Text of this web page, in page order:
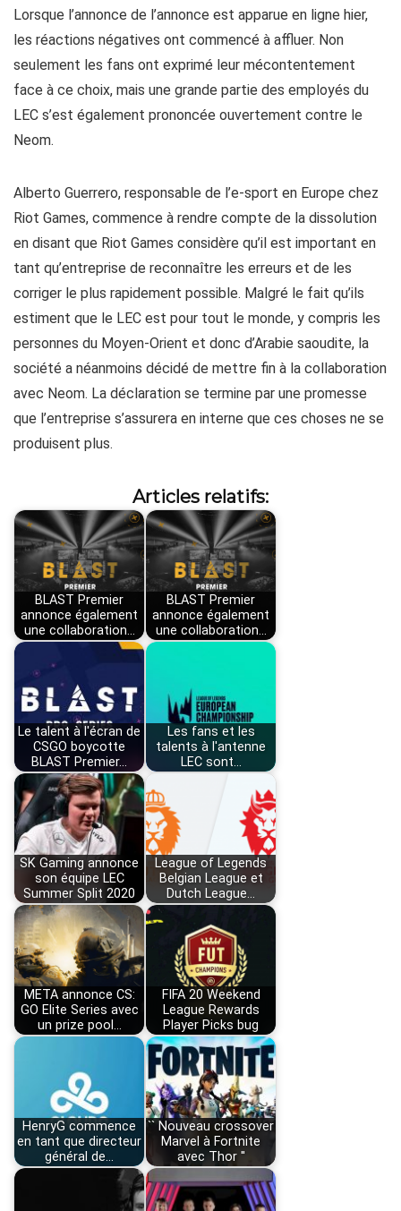
Lorsque l’annonce de l’annonce est apparue en ligne hier,
les réactions négatives ont commencé à affluer. Non
seulement les fans ont exprimé leur mécontentement
face à ce choix, mais une grande partie des employés du
LEC s’est également prononcée ouvertement contre le
Neom.
Alberto Guerrero, responsable de l’e-sport en Europe chez
Riot Games, commence à rendre compte de la dissolution
en disant que Riot Games considère qu’il est important en
tant qu’entreprise de reconnaître les erreurs et de les
corriger le plus rapidement possible. Malgré le fait qu’ils
estiment que le LEC est pour tout le monde, y compris les
personnes du Moyen-Orient et donc d’Arabie saoudite, la
société a néanmoins décidé de mettre fin à la collaboration
avec Neom. La déclaration se termine par une promesse
que l’entreprise s’assurera en interne que ces choses ne se
produisent plus.
Articles relatifs:
BLAST Premier
annonce également
une collaboration…
BLAST Premier
annonce également
une collaboration…
Le talent à l'écran de
CSGO boycotte
BLAST Premier…
Les fans et les
talents à l'antenne
LEC sont…
SK Gaming annonce
son équipe LEC
Summer Split 2020
League of Legends
Belgian League et
Dutch League…
META annonce CS:
GO Elite Series avec
un prize pool…
FIFA 20 Weekend
League Rewards
Player Picks bug
HenryG commence
en tant que directeur
général de…
`` Nouveau crossover
Marvel à Fortnite
avec Thor ''